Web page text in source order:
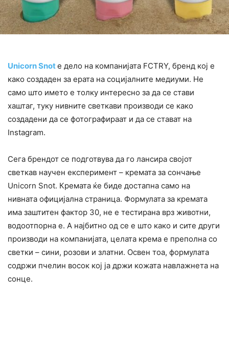
Unicorn Snotе дело на компанијата FCTRY, бренд кој е
како создаден за ерата на социјалните медиуми. Не
само што името е толку интересно за да се стави
хаштаг, туку нивните светкави производи се како
создадени да се фотографираат и да се стават на
Instagram.
Сега брендот се подготвува да го лансира својот
светкав научен експеримент – кремата за сончање
Unicorn Snot. Кремата ќе биде достапна само на
нивната официјална страница. Формулата за кремата
има заштитен фактор 30, не е тестирана врз животни,
водоотпорна е. А најбитно од се е што како и сите други
производи на компанијата, целата крема е преполна со
светки – сини, розови и златни. Освен тоа, формулата
содржи пчелин восок кој ја држи кожата навлажнета на
сонце.